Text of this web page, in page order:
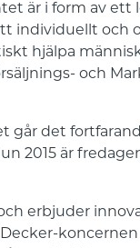
är i form av ett
individuellt och
hjälpa
och
går det
2015 är
erbjuder